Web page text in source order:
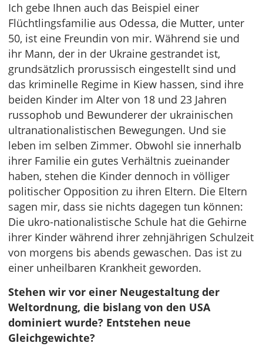
Ich gebe Ihnen auch das Beispiel einer
Flüchtlingsfamilie aus Odessa, die Mutter, unter
50, ist eine Freundin von mir. Während sie und
ihr Mann, der in der Ukraine gestrandet ist,
grundsätzlich prorussisch eingestellt sind und
das kriminelle Regime in Kiew hassen, sind ihre
beiden Kinder im Alter von 18 und 23 Jahren
russophob und Bewunderer der ukrainischen
ultranationalistischen Bewegungen. Und sie
leben im selben Zimmer. Obwohl sie innerhalb
ihrer Familie ein gutes Verhältnis zueinander
haben, stehen die Kinder dennoch in völliger
politischer Opposition zu ihren Eltern. Die Eltern
sagen mir, dass sie nichts dagegen tun können:
Die ukro-nationalistische Schule hat die Gehirne
ihrer Kinder während ihrer zehnjährigen Schulzeit
von morgens bis abends gewaschen. Das ist zu
einer unheilbaren Krankheit geworden.
Stehen wir vor einer Neugestaltung der
Weltordnung, die bislang von den USA
dominiert wurde? Entstehen neue
Gleichgewichte?